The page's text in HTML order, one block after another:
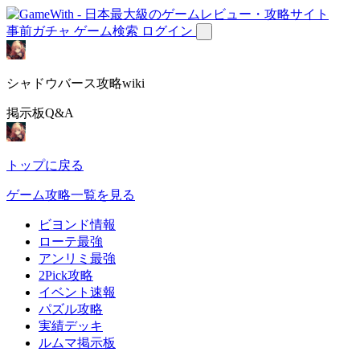
事前ガチャ ゲーム検索 ログイン
シャドウバース攻略wiki
掲示板Q&A
トップに戻る
ゲーム攻略一覧を見る
ビヨンド情報
ローテ最強
アンリミ最強
2Pick攻略
イベント速報
パズル攻略
実績デッキ
ルムマ掲示板